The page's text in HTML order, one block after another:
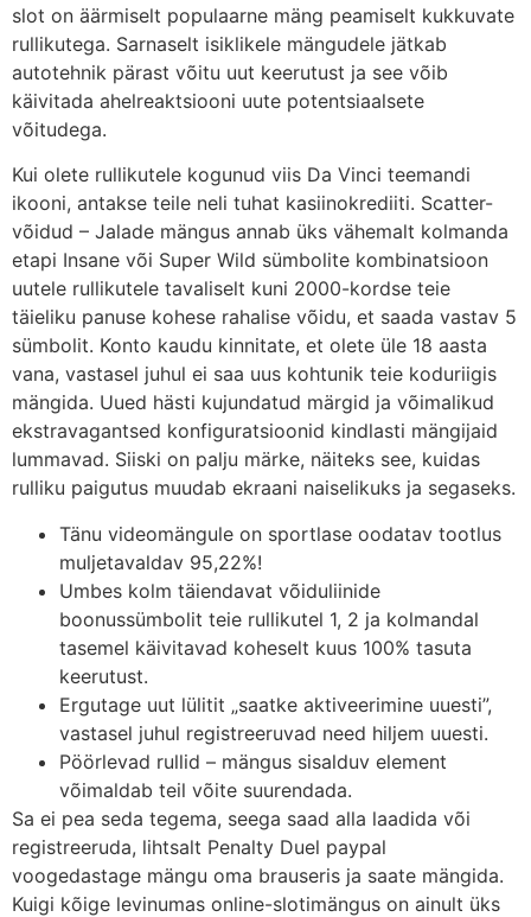
slot on äärmiselt populaarne mäng peamiselt kukkuvate
rullikutega. Sarnaselt isiklikele mängudele jätkab
autotehnik pärast võitu uut keerutust ja see võib
käivitada ahelreaktsiooni uute potentsiaalsete
võitudega.
Kui olete rullikutele kogunud viis Da Vinci teemandi
ikooni, antakse teile neli tuhat kasiinokrediiti. Scatter-
võidud – Jalade mängus annab üks vähemalt kolmanda
etapi Insane või Super Wild sümbolite kombinatsioon
uutele rullikutele tavaliselt kuni 2000-kordse teie
täieliku panuse kohese rahalise võidu, et saada vastav 5
sümbolit. Konto kaudu kinnitate, et olete üle 18 aasta
vana, vastasel juhul ei saa uus kohtunik teie koduriigis
mängida. Uued hästi kujundatud märgid ja võimalikud
ekstravagantsed konfiguratsioonid kindlasti mängijaid
lummavad. Siiski on palju märke, näiteks see, kuidas
rulliku paigutus muudab ekraani naiselikuks ja segaseks.
Tänu videomängule on sportlase oodatav tootlus
muljetavaldav 95,22%!
Umbes kolm täiendavat võiduliinide
boonussümbolit teie rullikutel 1, 2 ja kolmandal
tasemel käivitavad koheselt kuus 100% tasuta
keerutust.
Ergutage uut lülitit „saatke aktiveerimine uuesti”,
vastasel juhul registreeruvad need hiljem uuesti.
Pöörlevad rullid – mängus sisalduv element
võimaldab teil võite suurendada.
Sa ei pea seda tegema, seega saad alla laadida või
registreeruda, lihtsalt Penalty Duel paypal
voogedastage mängu oma brauseris ja saate mängida.
Kuigi kõige levinumas online-slotimängus on ainult üks